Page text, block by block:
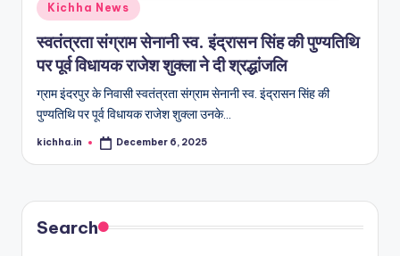
Kichha News
स्वतंत्रता संग्राम सेनानी स्व. इंद्रासन सिंह की पुण्यतिथि
पर पूर्व विधायक राजेश शुक्ला ने दी श्रद्धांजलि
ग्राम इंदरपुर के निवासी स्वतंत्रता संग्राम सेनानी स्व. इंद्रासन सिंह की
पुण्यतिथि पर पूर्व विधायक राजेश शुक्ला उनके…
kichha.in December 6, 2025
Search